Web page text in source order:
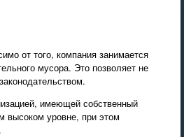
от того, компания занимается
мусора. Это позволяет не
имеющей собственный
высоком уровне, при этом
.